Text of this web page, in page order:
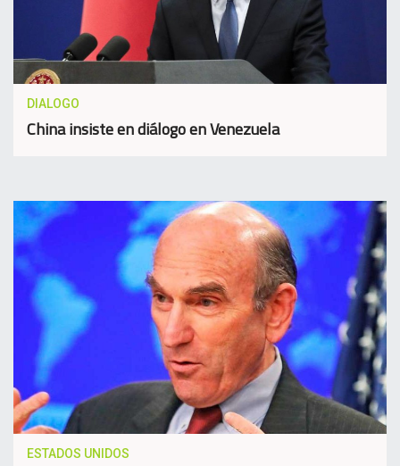
DIALOGO
China insiste en diálogo en Venezuela
ESTADOS UNIDOS